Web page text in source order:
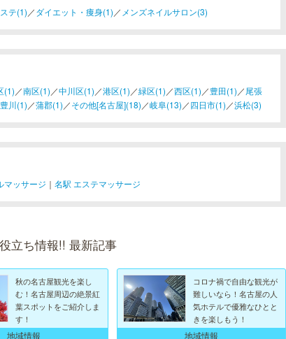
テ(1) ／ダイエット・痩身(1) ／ メンズネイルサロン(3)
(1) ／南区(1) ／中川区(1) ／港区(1) ／緑区(1) ／西区(1) ／豊田(1) ／尾張
豊川(1) ／蒲郡(1) ／その他[名古屋](18) ／岐阜(13) ／四日市(1) ／浜松(3)
マッサージ ｜ 名駅 エステマッサージ
立ち情報!! 最新記事
秋の名古屋観光を楽し
む！名古屋周辺の絶景紅
葉スポットをご紹介しま
す！
地域情報
コロナ禍で自由な観光が
難しいなら！名古屋の人
気ホテルで優雅なひとと
きを楽しもう！
地域情報